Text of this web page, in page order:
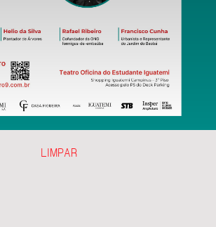
LIMPAR